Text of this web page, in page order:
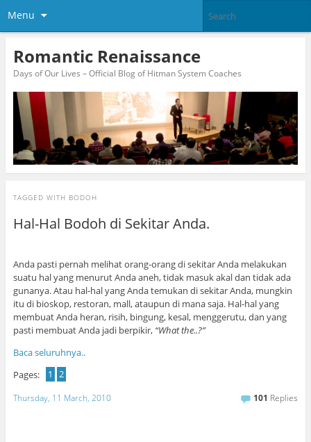
Menu
Romantic Renaissance
Days of Our Lives – Official Blog of Hitman System Coaches
TAGGED WITH BODOH
Hal-Hal Bodoh di Sekitar Anda.
Anda pasti pernah melihat orang-orang di sekitar Anda melakukan
suatu hal yang menurut Anda aneh, tidak masuk akal dan tidak ada
gunanya. Atau hal-hal yang Anda temukan di sekitar Anda, mungkin
itu di bioskop, restoran, mall, ataupun di mana saja. Hal-hal yang
membuat Anda heran, risih, bingung, kesal, menggerutu, dan yang
pasti membuat Anda jadi berpikir, “What the..?”
Baca seluruhnya..
Pages:
1 2
Thursday, 11 March, 2010 101 Replies